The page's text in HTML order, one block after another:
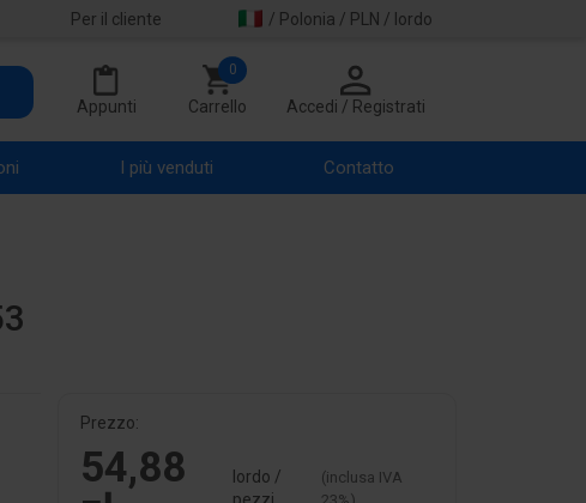
Per il cliente / Polonia / PLN / lordo
Appunti Carrello
0
Accedi / Registrati
I più venduti Contatto
Prezzo:
54,88
lordo /
(inclusa IVA